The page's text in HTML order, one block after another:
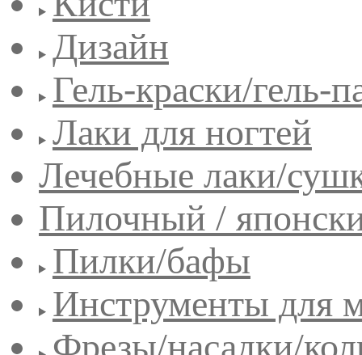
Дизайн
Гель-краски/гель-
Лаки для ногтей
Лечебные лаки/
Пилочный /
Пилки/бафы
Инструменты для
Фрезы/насадки/